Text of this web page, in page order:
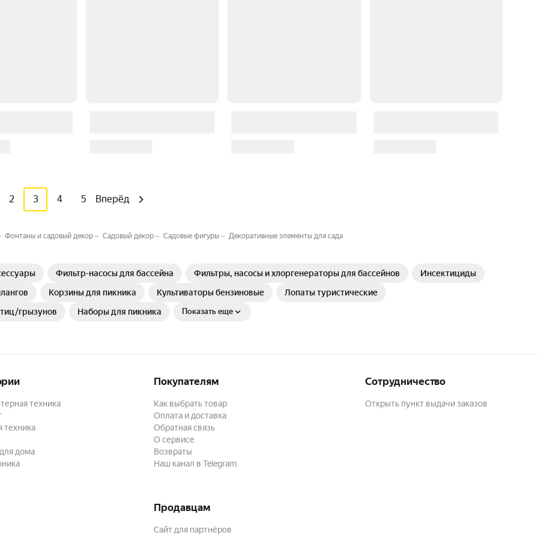
2 3 4 5 Вперёд
Фонтаны и садовый декор Садовый декор Садовые фигуры Декоративные элементы для сада
Фильтр-насосы для бассейна Фильтры, насосы и хлоргенераторы для бассейнов
Инсектициды
Корзины для пикника Культиваторы бензиновые
Лопаты туристические
грызунов
Наборы для пикника Показать еще
техника
техника
дома
Покупателям
Как выбрать товар
Оплата и доставка
Обратная связь
О сервисе
Возвраты
Наш канал в Telegram
Сотрудничество
Открыть пункт выдачи заказов
Продавцам
Сайт для партнёров